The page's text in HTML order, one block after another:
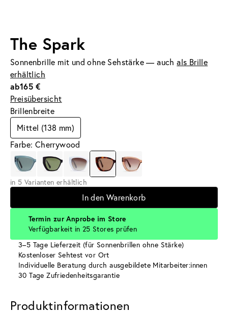
The Spark
Sonnenbrille mit und ohne Sehstärke — auchals Brille
erhältlich
ab165 €
Preisübersicht
Brillenbreite
Mittel (138 mm)
Farbe: Cherrywood
in 5 Varianten erhältlich
In den Warenkorb
Termin zur Anprobe im Store
Verfügbarkeit in 25 Stores prüfen
3–5 Tage Lieferzeit (für Sonnenbrillen ohne Stärke)
Kostenloser Sehtest vor Ort
Individuelle Beratung durch ausgebildete Mitarbeiter:innen
30 Tage Zufriedenheitsgarantie
Produktinformationen